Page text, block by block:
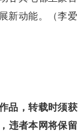
新动能。（李爱
品，转载时须获
违者本网将保留